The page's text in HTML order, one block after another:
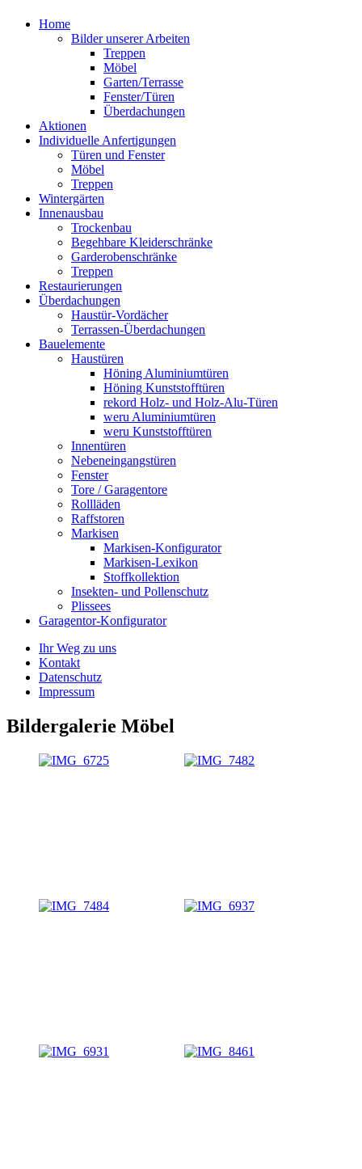
Home
Bilder unserer Arbeiten
Treppen
Möbel
Garten/Terrasse
Fenster/Türen
Überdachungen
Aktionen
Individuelle Anfertigungen
Türen und Fenster
Möbel
Treppen
Wintergärten
Innenausbau
Trockenbau
Begehbare Kleiderschränke
Garderobenschränke
Treppen
Restaurierungen
Überdachungen
Haustür-Vordächer
Terrassen-Überdachungen
Bauelemente
Haustüren
Höning Aluminiumtüren
Höning Kunststofftüren
rekord Holz- und Holz-Alu-Türen
weru Aluminiumtüren
weru Kunststofftüren
Innentüren
Nebeneingangstüren
Fenster
Tore / Garagentore
Rollläden
Raffstoren
Markisen
Markisen-Konfigurator
Markisen-Lexikon
Stoffkollektion
Insekten- und Pollenschutz
Plissees
Garagentor-Konfigurator
Ihr Weg zu uns
Kontakt
Datenschutz
Impressum
Bildergalerie Möbel